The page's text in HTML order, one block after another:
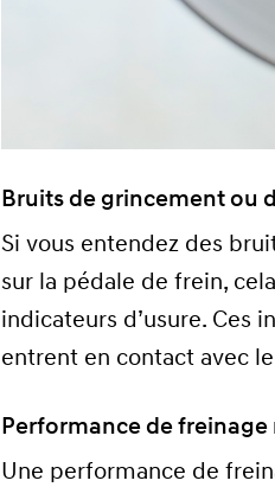
Bruits de grincement ou
Si vous entendez des
sur la pédale de frein,
indicateurs d’usure. Ces
entrent en contact avec
Performance de
Une performance de